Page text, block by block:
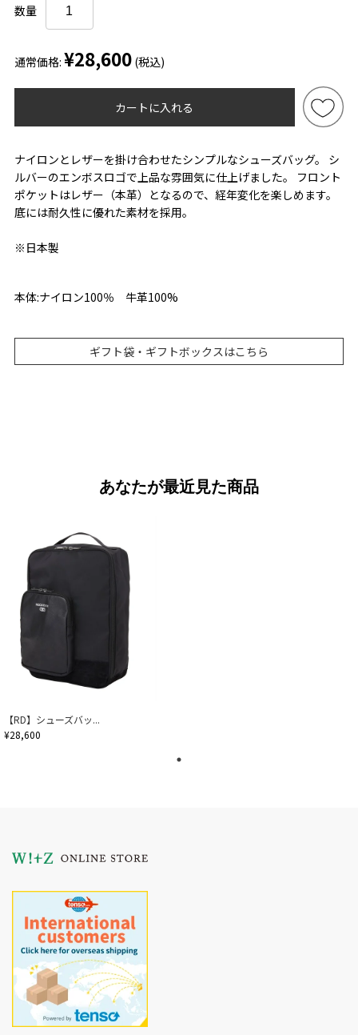
数量
通常価格: ¥28,600 (税込)
カートに入れる
ナイロンとレザーを掛け合わせたシンプルなシューズバッグ。 シ
ルバーのエンボスロゴで上品な雰囲気に仕上げました。 フロント
ポケットはレザー（本革）となるので、経年変化を楽しめます。
底には耐久性に優れた素材を採用。
※日本製
本体:ナイロン100％ 牛革100%
ギフト袋・ギフトボックスはこちら
あなたが最近見た商品
【RD】シューズバッ...
¥28,600